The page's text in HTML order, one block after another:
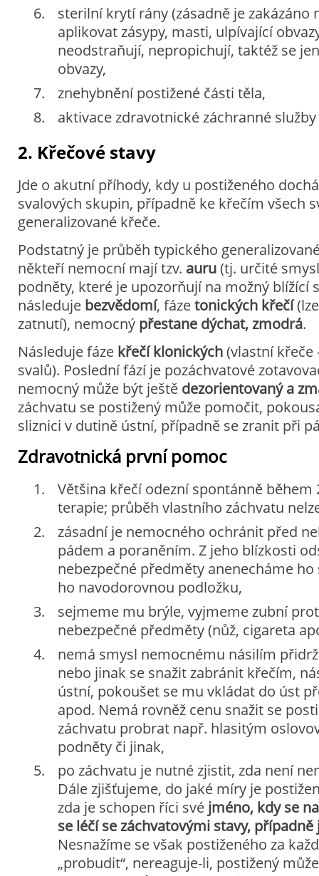
sterilní krytí rány (zásadně je zakázáno
aplikovat zásypy, masti, ulpívající
neodstraňují, nepropichují, taktéž se
obvazy,
znehybnění postižené části těla,
aktivace zdravotnické záchranné služby
2. Křečové stavy
Jde o akutní příhody, kdy u postiženého
svalových skupin, případně ke křečím všech
generalizované křeče.
Podstatný je průběh typického
někteří nemocní mají tzv. auru(tj. určité
podněty, které je upozorňují na možný blížící
následuje bezvědomí, fázetonických křečí
zatnutí), nemocný přestane dýchat, zmodrá.
Následuje fáze křečí klonických(vlastní křeče
svalů). Poslední fází je pozáchvatové
nemocný může být ještě dezorientovaný a
záchvatu se postižený může pomočit,
sliznici v dutině ústní, případně se zranit při
Zdravotnická první pomoc
Většina křečí odezní spontánně během
terapie; průběh vlastního záchvatu
zásadní je nemocného ochránit před
pádem a poraněním. Z jeho blízkosti
nebezpečné předměty anenecháme
ho navodorovnou podložku,
sejmeme mu brýle, vyjmeme zubní
nebezpečné předměty (nůž, cigareta
nemá smysl nemocnému násilím
nebo jinak se snažit zabránit křečím,
ústní, pokoušet se mu vkládat do úst
apod. Nemá rovněž cenu snažit se
záchvatu probrat např. hlasitým
podněty či jinak,
po záchvatu je nutné zjistit, zda není
Dále zjišťujeme, do jaké míry je
zda je schopen říci své jméno, kdy se
se léčí se záchvatovými stavy, případně
Nesnažíme se však postiženého za
„probudit“, nereaguje-li, postižený